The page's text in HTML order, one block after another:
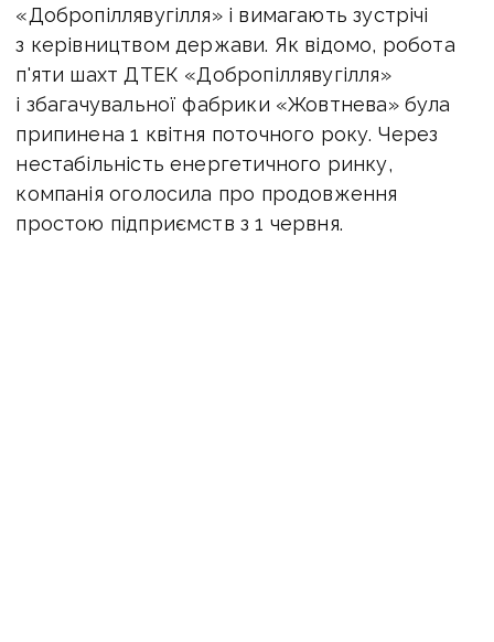
«Добропіллявугілля» і вимагають зустрічі
з керівництвом держави. Як відомо, робота
п'яти шахт ДТЕК «Добропіллявугілля»
і збагачувальної фабрики «Жовтнева» була
припинена 1 квітня поточного року. Через
нестабільність енергетичного ринку,
компанія оголосила про продовження
простою підприємств з 1 червня.